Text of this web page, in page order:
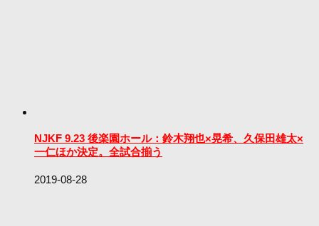
NJKF 9.23 後楽園ホール：鈴木翔也×晃希、久保田雄太×
一仁ほか決定。全試合揃う
2019-08-28